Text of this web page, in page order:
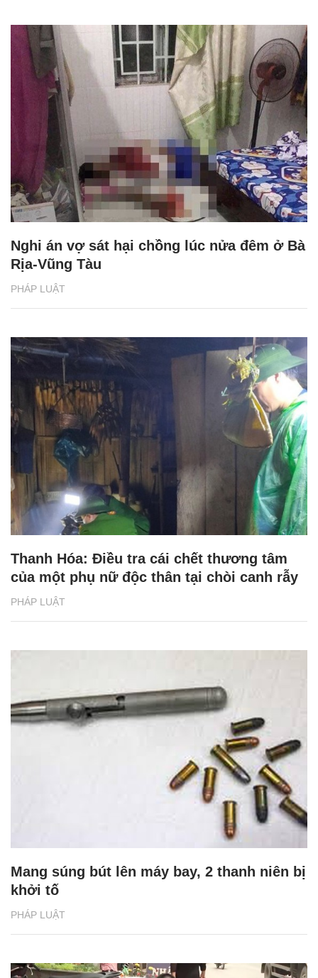
PHÁP LUẬT
Nghi án vợ sát hại chồng lúc nửa đêm ở Bà
Rịa-Vũng Tàu
PHÁP LUẬT
Thanh Hóa: Điều tra cái chết thương tâm
của một phụ nữ độc thân tại chòi canh rẫy
PHÁP LUẬT
Mang súng bút lên máy bay, 2 thanh niên bị
khởi tố